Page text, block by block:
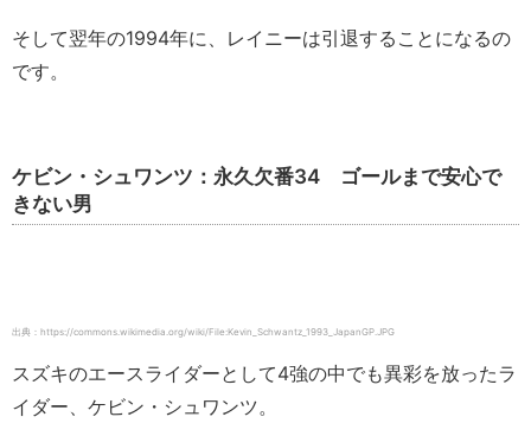
そして翌年の1994年に、レイニーは引退することになるの
です。
ケビン・シュワンツ：永久欠番34 ゴールまで安心で
きない男
出典：https://commons.wikimedia.org/wiki/File:Kevin_Schwantz_1993_JapanGP.JPG
スズキのエースライダーとして4強の中でも異彩を放ったラ
イダー、ケビン・シュワンツ。